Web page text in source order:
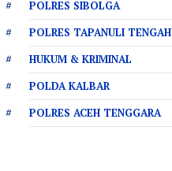
POLRES SIBOLGA
POLRES TAPANULI TENGAH
HUKUM & KRIMINAL
POLDA KALBAR
POLRES ACEH TENGGARA